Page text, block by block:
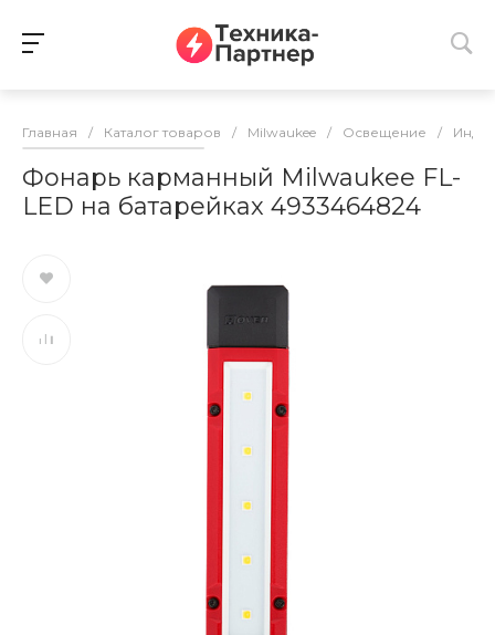
Главная / Каталог товаров / Milwaukee / Освещение /
Фонарь карманный Milwaukee FL-
LED на батарейках 4933464824